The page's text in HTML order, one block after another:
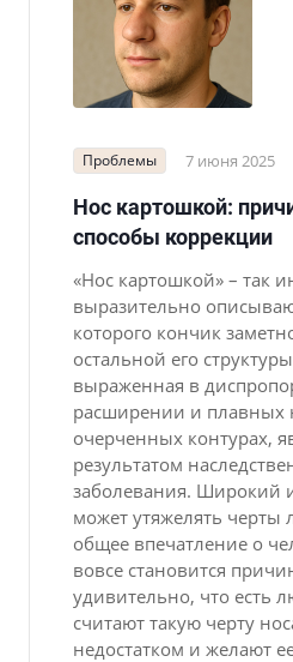
Проблемы 7 июня 2025
Нос картошкой:
способы коррекции
«Нос картошкой» – так
выразительно
которого кончик
остальной его
выраженная в
расширении и плавных
очерченных контурах,
результатом
заболевания. Широкий
может утяжелять черты
общее впечатление о
вовсе становится
удивительно, что есть
считают такую черту
недостатком и желают